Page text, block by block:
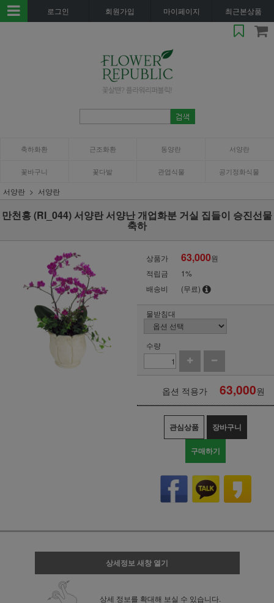
로그인 회원가입 마이페이지 최근본상품
축하화환 근조화환 동양란 서양란
꽃바구니 꽃다발 관엽식물 공기정화식물
서양란 서양란
만천홍 (RI_044) 서양란 서양난 개업화분 거실 집들이 승진선물
축하
상품가 63,000원
적립금
1%
배송비
(무료)
물받침대
수량
옵션 적용가 63,000원
관심상품 장바구니
구매하기
상세정보 새창 열기
상세 정보를 확대해 보실 수 있습니다.